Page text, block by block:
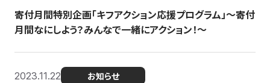
寄付月間特別企画「キフアクション応援プログラム」〜寄付
月間なにしよう？みんなで一緒にアクション！〜
2023.11.22 お知らせ